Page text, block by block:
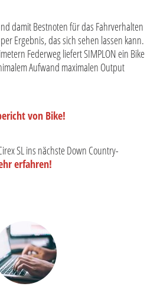
damit Bestnoten für das Fahrverhalten
Ergebnis, das sich sehen lassen kann.
Federweg liefert SIMPLON ein Bike
Aufwand maximalen Output
von Bike!
SL ins nächste Down Country-
erfahren!